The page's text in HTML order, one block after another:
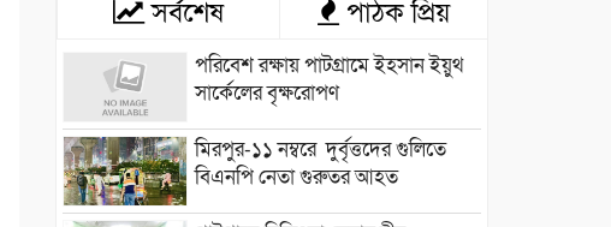
সর্বশেষ পাঠক প্রিয়
পরিবেশ রক্ষায় পাটগ্রামে ইহসান ইয়ুথ
সার্কেলের বৃক্ষরোপণ
মিরপুর-১১ নম্বরে দুর্বৃত্তদের গুলিতে
বিএনপি নেতা গুরুতর আহত